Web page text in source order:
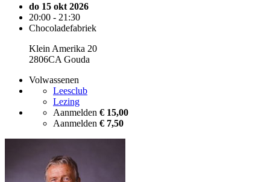
do 15 okt 2026
20:00 - 21:30
Chocoladefabriek
Klein Amerika 20
2806CA Gouda
Volwassenen
Leesclub
Lezing
Aanmelden € 15,00
Aanmelden € 7,50